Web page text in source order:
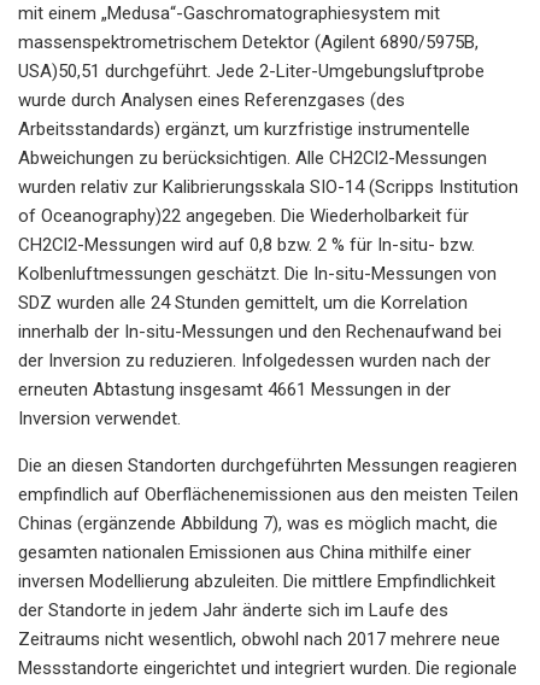
mit einem „Medusa“-Gaschromatographiesystem mit
massenspektrometrischem Detektor (Agilent 6890/5975B,
USA)50,51 durchgeführt. Jede 2-Liter-Umgebungsluftprobe
wurde durch Analysen eines Referenzgases (des
Arbeitsstandards) ergänzt, um kurzfristige instrumentelle
Abweichungen zu berücksichtigen. Alle CH2Cl2-Messungen
wurden relativ zur Kalibrierungsskala SIO-14 (Scripps Institution
of Oceanography)22 angegeben. Die Wiederholbarkeit für
CH2Cl2-Messungen wird auf 0,8 bzw. 2 % für In-situ- bzw.
Kolbenluftmessungen geschätzt. Die In-situ-Messungen von
SDZ wurden alle 24 Stunden gemittelt, um die Korrelation
innerhalb der In-situ-Messungen und den Rechenaufwand bei
der Inversion zu reduzieren. Infolgedessen wurden nach der
erneuten Abtastung insgesamt 4661 Messungen in der
Inversion verwendet.
Die an diesen Standorten durchgeführten Messungen reagieren
empfindlich auf Oberflächenemissionen aus den meisten Teilen
Chinas (ergänzende Abbildung 7), was es möglich macht, die
gesamten nationalen Emissionen aus China mithilfe einer
inversen Modellierung abzuleiten. Die mittlere Empfindlichkeit
der Standorte in jedem Jahr änderte sich im Laufe des
Zeitraums nicht wesentlich, obwohl nach 2017 mehrere neue
Messstandorte eingerichtet und integriert wurden. Die regionale